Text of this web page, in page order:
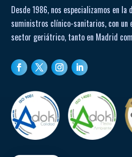
Desde 1986, nos especializamos en
suministros clínico-sanitarios, con un
sector geriátrico, tanto en Madrid